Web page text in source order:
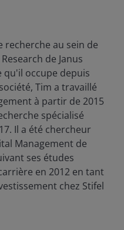
recherche au sein de
de Janus
qu'il occupe depuis
Tim a travaillé
à partir de 2015
spécialisé
Il a été chercheur
Management de
ses études
en 2012 en tant
chez Stifel